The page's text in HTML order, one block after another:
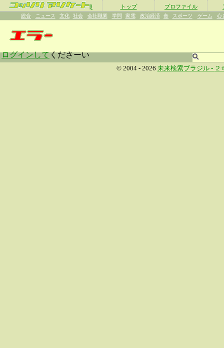
β トップ プロファイル
総合 ニュース 文化 社会 会社職業 学問 家電 政治経済 食 スポーツ ゲーム 心
ログインしてくださーい
© 2004 - 2026 未来検索ブラジル - ２